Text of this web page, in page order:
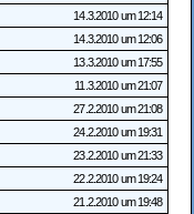
14.3.2010 um 12:14
14.3.2010 um 12:06
13.3.2010 um 17:55
11.3.2010 um 21:07
27.2.2010 um 21:08
24.2.2010 um 19:31
23.2.2010 um 21:33
22.2.2010 um 19:24
21.2.2010 um 19:48